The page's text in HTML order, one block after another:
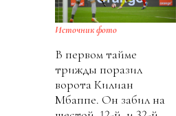
Источник фото
В первом тайме
трижды поразил
ворота Килиан
Мбаппе. Он забил на